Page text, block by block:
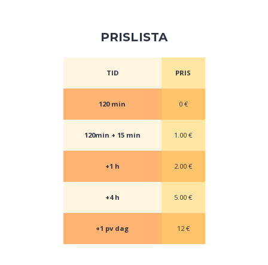
PRISLISTA
TID PRIS
120 min 0 €
120min + 15 min 1.00 €
+1 h 2.00 €
+4 h 5.00 €
+1 pv dag 12 €